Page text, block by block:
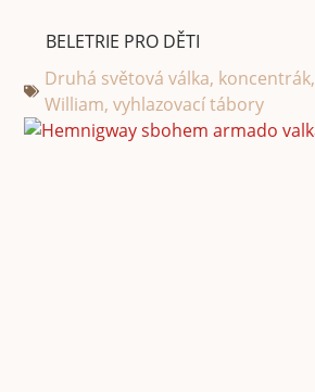
BELETRIE PRO DĚTI
Druhá světová válka, koncentrák,
William,vyhlazovací tábory